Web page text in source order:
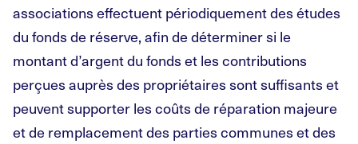
associations effectuent périodiquement des études
du fonds de réserve, afin de déterminer si le
montant d’argent du fonds et les contributions
perçues auprès des propriétaires sont suffisants et
peuvent supporter les coûts de réparation majeure
et de remplacement des parties communes et des